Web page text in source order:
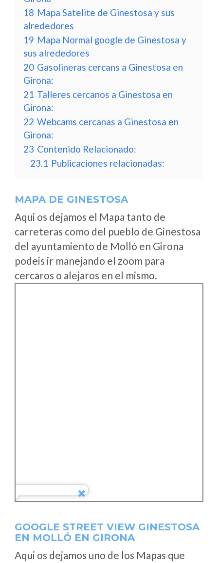
18 Mapa Satelite de Ginestosa y sus
alrededores
19 Mapa Normal google de Ginestosa y
sus alrededores
20 Gasolineras cercans a Ginestosa en
Girona:
21 Talleres cercanos a Ginestosa en
Girona:
22 Webcams cercanas a Ginestosa en
Girona:
23 Contenido Relacionado:
23.1 Publicaciones relacionadas:
MAPA DE GINESTOSA
Aqui os dejamos el Mapa tanto de
carreteras como del pueblo de Ginestosa
del ayuntamiento de Molló en Girona
podeis ir manejando el zoom para
cercaros o alejaros en el mismo.
GOOGLE STREET VIEW GINESTOSA
EN MOLLÓ EN GIRONA
Aqui os dejamos uno de los Mapas que